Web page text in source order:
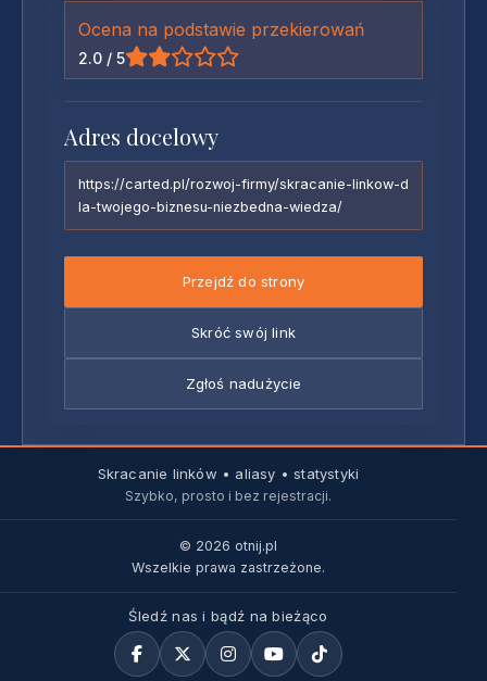
Ocena na podstawie przekierowań
2.0 / 5
Adres docelowy
https://carted.pl/rozwoj-firmy/skracanie-linkow-d
la-twojego-biznesu-niezbedna-wiedza/
Przejdź do strony
Skróć swój link
Zgłoś nadużycie
Skracanie linków • aliasy • statystyki
Szybko, prosto i bez rejestracji.
© 2026 otnij.pl
Wszelkie prawa zastrzeżone.
Śledź nas i bądź na bieżąco